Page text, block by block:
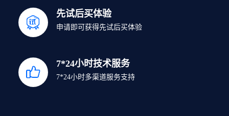
先试后买体验
申请即可获得先试后买体验
7*24小时技术服务
7*24小时多渠道服务支持